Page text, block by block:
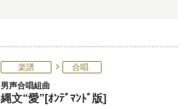
楽譜
合唱
男声合唱組曲
縄文“愛”[ｵﾝﾃﾞﾏﾝﾄﾞ版]